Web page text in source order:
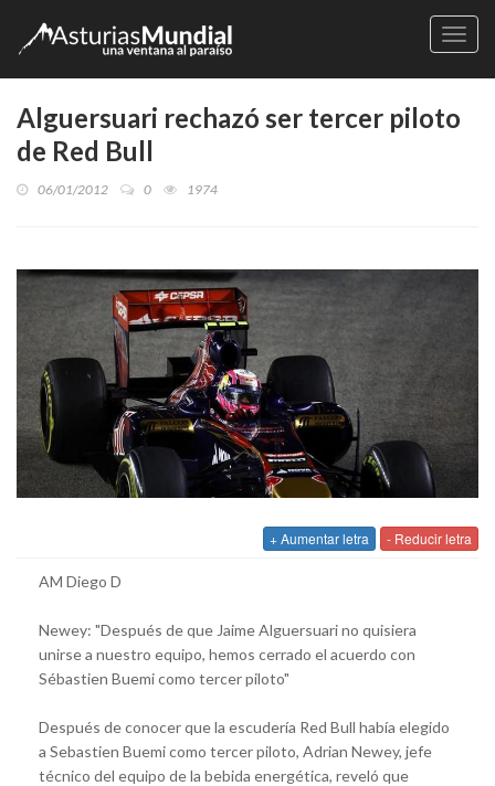
Alguersuari rechazó ser tercer piloto
de Red Bull
06/01/2012 0 1974
+ Aumentar letra - Reducir letra
AM Diego D
Newey: "Después de que Jaime Alguersuari no quisiera
unirse a nuestro equipo, hemos cerrado el acuerdo con
Sébastien Buemi como tercer piloto"
Después de conocer que la escudería Red Bull había elegido
a Sebastien Buemi como tercer piloto, Adrian Newey, jefe
técnico del equipo de la bebida energética, reveló que